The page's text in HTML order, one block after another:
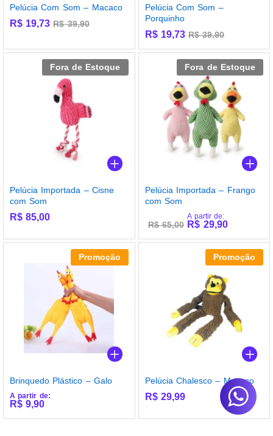
Pelúcia Com Som – Macaco
R$ 19,73 R$39,90
Pelúcia Com Som –
Porquinho
R$19,73 R$39,90
Fora de Estoque
Pelúcia Importada – Cisne
com Som
R$ 85,00
Fora de Estoque
Pelúcia Importada – Frango
com Som
R$65,00
A partir de:
R$ 29,90
Promoção
Brinquedo Plástico – Galo
A partir de:
R$ 9,90
Promoção
Pelúcia Chalesco – Macaco
R$29,99